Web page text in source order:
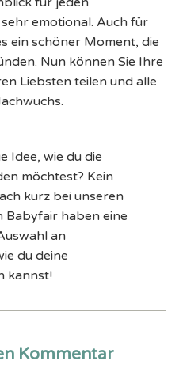
emotional. Auch für
ein schöner Moment, die
Nun können Sie Ihre
Liebsten teilen und alle
Idee, wie du die
möchtest? Kein
kurz bei unseren
Babyfair haben eine
an
du deine
kannst!
Kommentar